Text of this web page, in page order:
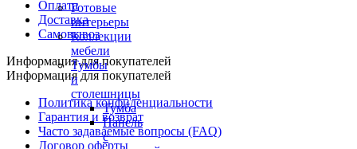
Готовые
интерьеры
Коллекции
мебели
Тумбы
и
столешницы
Тумба
Панель
с
Оплата
Доставка
Самовывоз
Информация для покупателей
Информация для покупателей
Политика конфиденциальности
Гарантия и возврат
Часто задаваемые вопросы (FAQ)
Договор оферты